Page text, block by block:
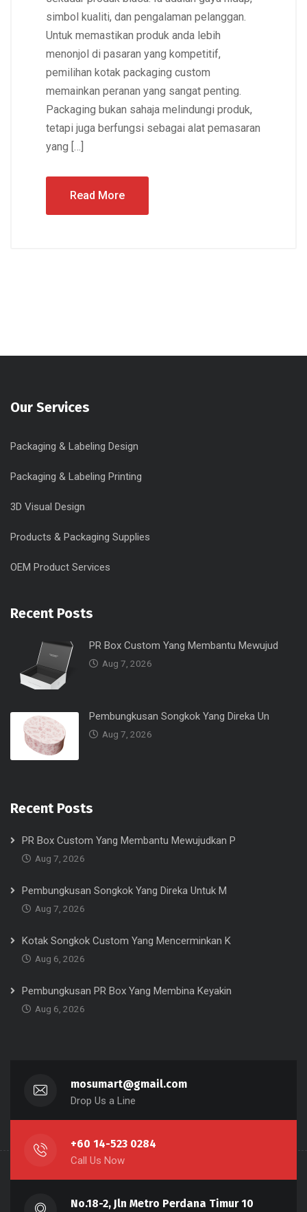
simbol kualiti, dan pengalaman pelanggan.
Untuk memastikan produk anda lebih
menonjol di pasaran yang kompetitif,
pemilihan kotak packaging custom
memainkan peranan yang sangat penting.
Packaging bukan sahaja melindungi produk,
tetapi juga berfungsi sebagai alat pemasaran
yang […]
Read More
Our Services
Packaging & Labeling Design
Packaging & Labeling Printing
3D Visual Design
Products & Packaging Supplies
OEM Product Services
Recent Posts
PR Box Custom Yang Membantu Mewujud
Aug 7, 2026
Pembungkusan Songkok Yang Direka Un
Aug 7, 2026
Recent Posts
PR Box Custom Yang Membantu Mewujudkan P
Aug 7, 2026
Pembungkusan Songkok Yang Direka Untuk M
Aug 7, 2026
Kotak Songkok Custom Yang Mencerminkan K
Aug 6, 2026
Pembungkusan PR Box Yang Membina Keyakin
Aug 6, 2026
mosumart@gmail.com
Drop Us a Line
+60 14-523 0284
Call Us Now
No.18-2, Jln Metro Perdana Timur 10